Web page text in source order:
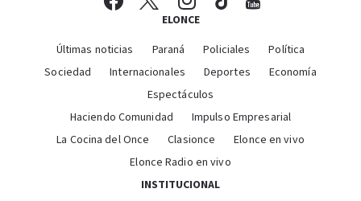
ELONCE
Últimas noticias Paraná Policiales
Política
Sociedad
Internacionales Deportes
Economía
Espectáculos
Haciendo Comunidad
Impulso Empresarial
La Cocina del Once
Clasionce
Elonce en vivo
Elonce Radio en vivo
INSTITUCIONAL